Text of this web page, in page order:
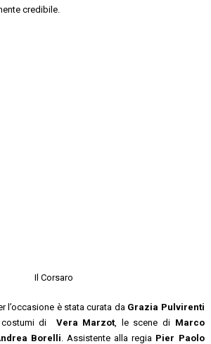
credibile.
Il Corsaro
l’occasione è stata curata da Grazia Pulvirenti
costumi di Vera Marzot , le scene di Marco
Borelli . Assistente alla regia Pier Paolo